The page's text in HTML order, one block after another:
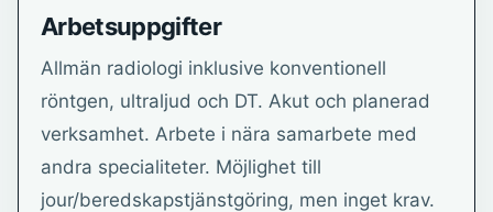
Arbetsuppgifter
Allmän radiologi inklusive konventionell
röntgen, ultraljud och DT. Akut och planerad
verksamhet. Arbete i nära samarbete med
andra specialiteter. Möjlighet till
jour/beredskapstjänstgöring, men inget krav.